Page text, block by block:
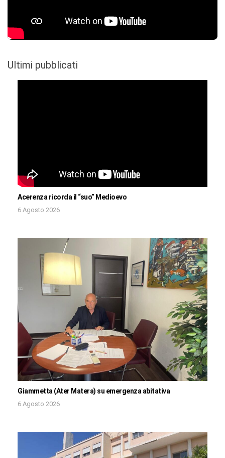
Ultimi pubblicati
Acerenza ricorda il “suo” Medioevo
6 Agosto 2026
Giammetta (Ater Matera) su emergenza abitativa
6 Agosto 2026